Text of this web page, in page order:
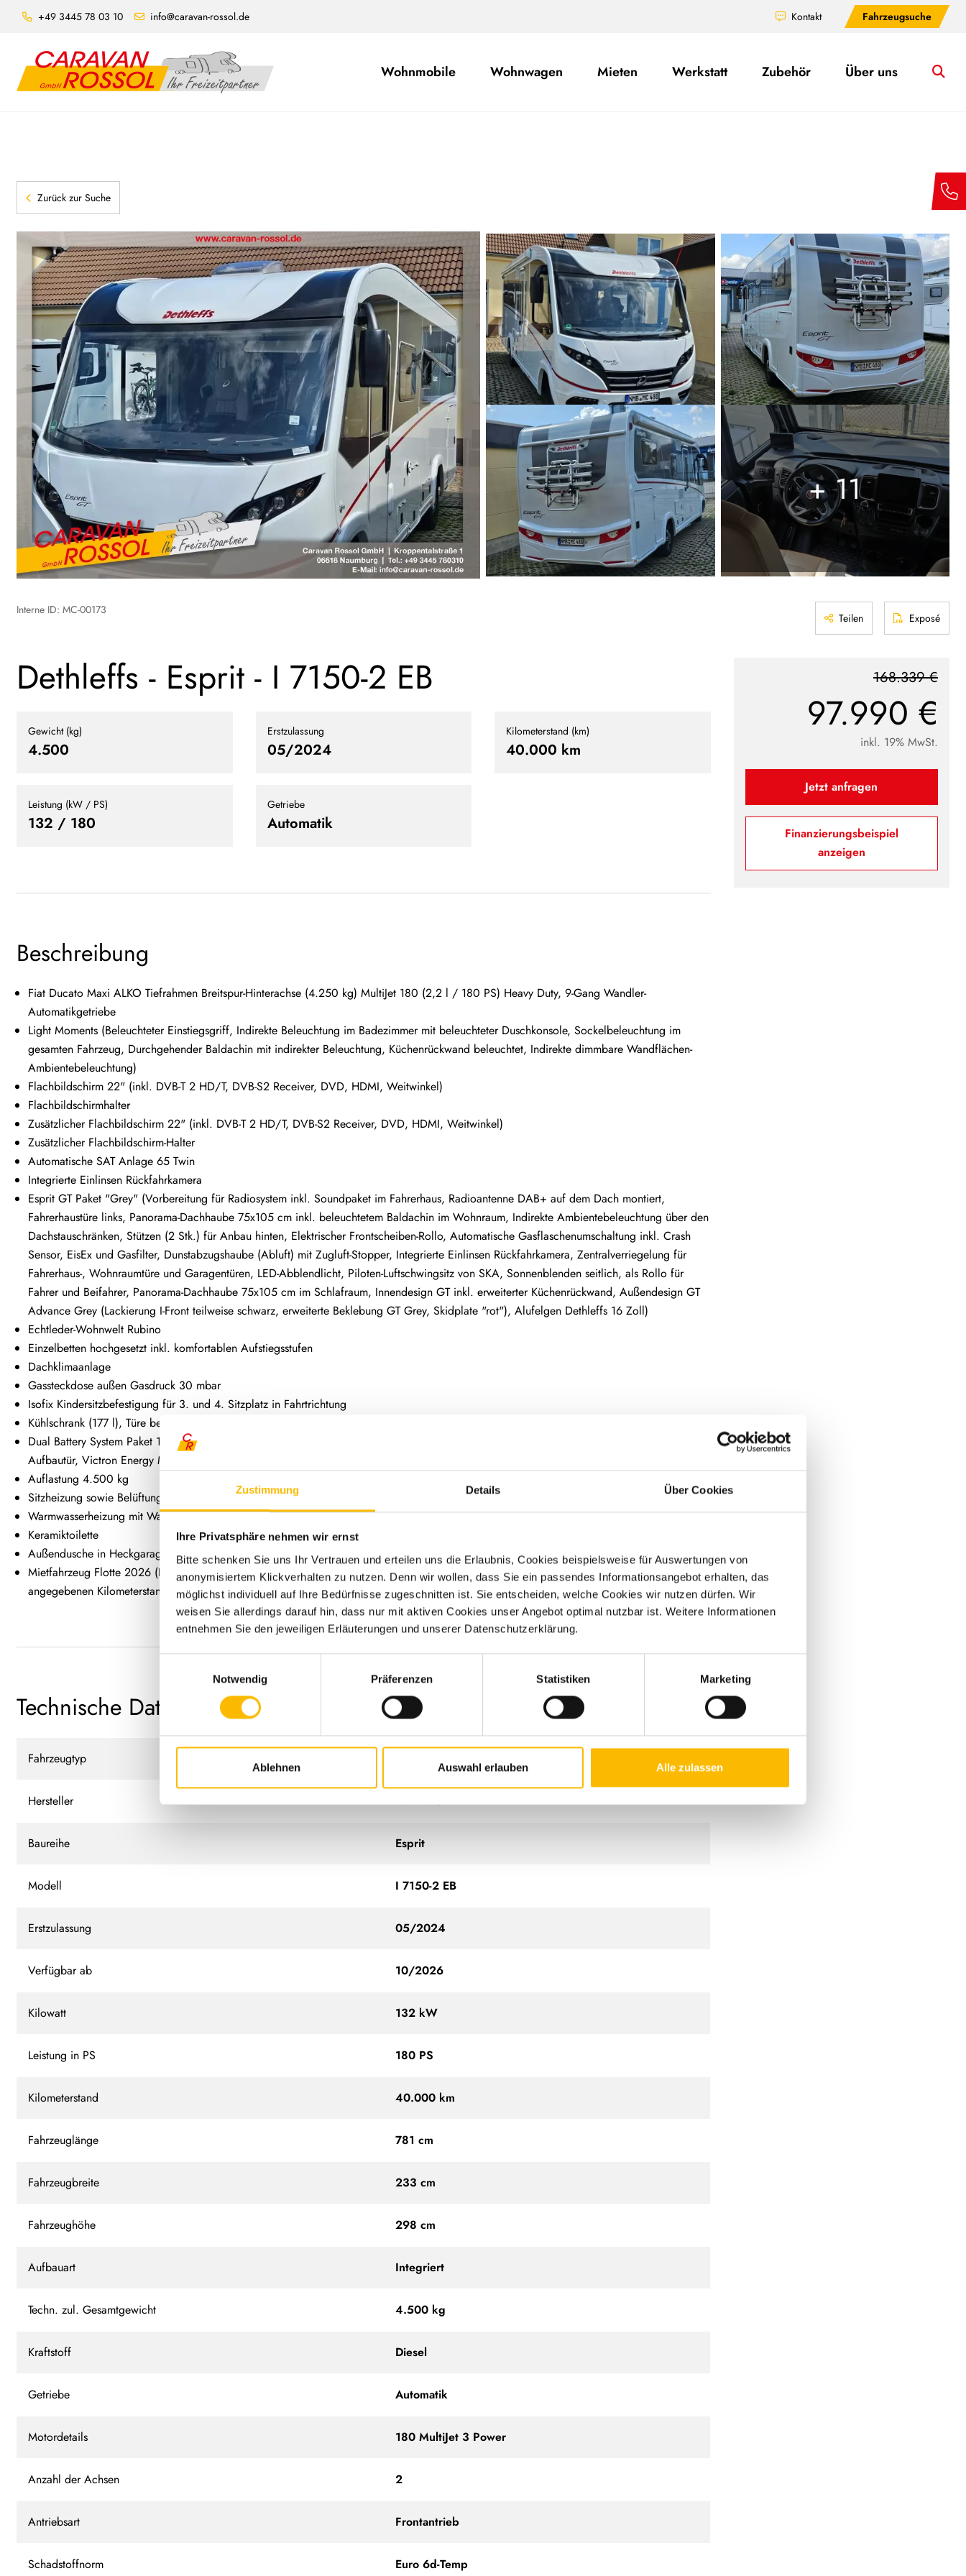
Zustimmung Details Über Cookies
Ihre Privatsphäre nehmen wir ernst
Bitte schenken Sie uns Ihr Vertrauen und erteilen uns die Erlaubnis, Cookies beispielsweise für Auswertungen von
anonymisiertem Klickverhalten zu nutzen. Denn wir wollen, dass Sie ein passendes Informationsangebot erhalten, das
möglichst individuell auf Ihre Bedürfnisse zugeschnitten ist. Sie entscheiden, welche Cookies wir nutzen dürfen. Wir
weisen Sie allerdings darauf hin, dass nur mit aktiven Cookies unser Angebot optimal nutzbar ist. Weitere Informationen
entnehmen Sie den jeweiligen Erläuterungen und unserer Datenschutzerklärung.
Notwendig
Präferenzen Statistiken Marketing
Ablehnen Auswahl erlauben Alle zulassen
+49 3445 78 03 10 info@caravan-rossol.de Kontakt Fahrzeugsuche
Wohnmobile Wohnwagen Mieten Werkstatt Zubehör Über uns
Zurück zur Suche
+ 11
Interne ID: MC-00173
Teilen Exposé
97.990 €
168.339 €
inkl. 19% MwSt.
Jetzt anfragen
Finanzierungsbeispiel
anzeigen
Dethleffs - Esprit - I 7150-2 EB
Gewicht (kg)
4.500
Erstzulassung
05/2024
Kilometerstand (km)
40.000 km
Leistung (kW / PS)
132 / 180
Getriebe
Automatik
Beschreibung
Fiat Ducato Maxi ALKO Tiefrahmen Breitspur-Hinterachse (4.250 kg) MultiJet 180 (2,2 l / 180 PS) Heavy Duty, 9-Gang Wandler-
Automatikgetriebe
Light Moments (Beleuchteter Einstiegsgriff, Indirekte Beleuchtung im Badezimmer mit beleuchteter Duschkonsole, Sockelbeleuchtung im
gesamten Fahrzeug, Durchgehender Baldachin mit indirekter Beleuchtung, Küchenrückwand beleuchtet, Indirekte dimmbare Wandflächen-
Ambientebeleuchtung)
Flachbildschirm 22" (inkl. DVB-T 2 HD/T, DVB-S2 Receiver, DVD, HDMI, Weitwinkel)
Flachbildschirmhalter
Zusätzlicher Flachbildschirm 22" (inkl. DVB-T 2 HD/T, DVB-S2 Receiver, DVD, HDMI, Weitwinkel)
Zusätzlicher Flachbildschirm-Halter
Automatische SAT Anlage 65 Twin
Integrierte Einlinsen Rückfahrkamera
Esprit GT Paket "Grey" (Vorbereitung für Radiosystem inkl. Soundpaket im Fahrerhaus, Radioantenne DAB+ auf dem Dach montiert,
Fahrerhaustüre links, Panorama-Dachhaube 75x105 cm inkl. beleuchtetem Baldachin im Wohnraum, Indirekte Ambientebeleuchtung über den
Dachstauschränken, Stützen (2 Stk.) für Anbau hinten, Elektrischer Frontscheiben-Rollo, Automatische Gasflaschenumschaltung inkl. Crash
Sensor, EisEx und Gasfilter, Dunstabzugshaube (Abluft) mit Zugluft-Stopper, Integrierte Einlinsen Rückfahrkamera, Zentralverriegelung für
Fahrerhaus-, Wohnraumtüre und Garagentüren, LED-Abblendlicht, Piloten-Luftschwingsitz von SKA, Sonnenblenden seitlich, als Rollo für
Fahrer und Beifahrer, Panorama-Dachhaube 75x105 cm im Schlafraum, Innendesign GT inkl. erweiterter Küchenrückwand, Außendesign GT
Advance Grey (Lackierung I-Front teilweise schwarz, erweiterte Beklebung GT Grey, Skidplate "rot"), Alufelgen Dethleffs 16 Zoll)
Echtleder-Wohnwelt Rubino
Einzelbetten hochgesetzt inkl. komfortablen Aufstiegsstufen
Dachklimaanlage
Gassteckdose außen Gasdruck 30 mbar
Isofix Kindersitzbefestigung für 3. und 4. Sitzplatz in Fahrtrichtung
Kühlschrank (177 l), Türe beidseitig zu öffnen mit integriertem Backofen
Dual Battery System Paket 1 (Victron PowerAssist und PowerControl, Hochstrommodul, Elektroblock EBL 111, Victron Bedienpaneel über der
Aufbautür, Victron Energy MultiPlus Lade-/Wechselrichterkombination 1600W/70A, 168 Ah Lithium Batterie)
Auflastung 4.500 kg
Sitzheizung sowie Belüftung der Sitzfläche
Warmwasserheizung mit Warmwasserboiler, automatischem Ablassventil, Absperrventil für den Schlafraum und digitalem Bedienelement
Keramiktoilette
Außendusche in Heckgarage installiert (Warm-/ Kaltwasser)
Mietfahrzeug Flotte 2026 (Das Fahrzeug befindet zur Zeit noch in Vermietung. Verfügbar ab ca. Oktober/November 2026. Bei dem
angegebenen Kilometerstand handelt es sich um einen Schätzwert. Dieser kann sich sowohl nach oben als auch nach unten verändern. )
Technische Daten
Fahrzeugtyp
Hersteller Dethleffs
Baureihe Esprit
Modell I 7150-2 EB
Erstzulassung 05/2024
Verfügbar ab 10/2026
Kilowatt 132 kW
Leistung in PS 180 PS
Kilometerstand 40.000 km
Fahrzeuglänge 781 cm
Fahrzeugbreite 233 cm
Fahrzeughöhe 298 cm
Aufbauart Integriert
Techn. zul. Gesamtgewicht 4.500 kg
Kraftstoff Diesel
Getriebe Automatik
Motordetails 180 MultiJet 3 Power
Anzahl der Achsen 2
Antriebsart Frontantrieb
Schadstoffnorm Euro 6d-Temp